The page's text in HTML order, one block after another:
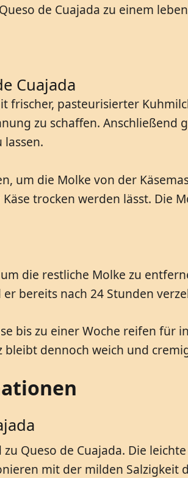
de Cuajada zu einem
Cuajada
frischer, pasteurisierter
zu schaffen.
um die Molke von der
trocken werden lässt. Die
die restliche Molke zu
bereits nach 24 Stunden
bis zu einer Woche reifen für
dennoch weich und
Queso de Cuajada. Die
mit der milden Salzigkeit